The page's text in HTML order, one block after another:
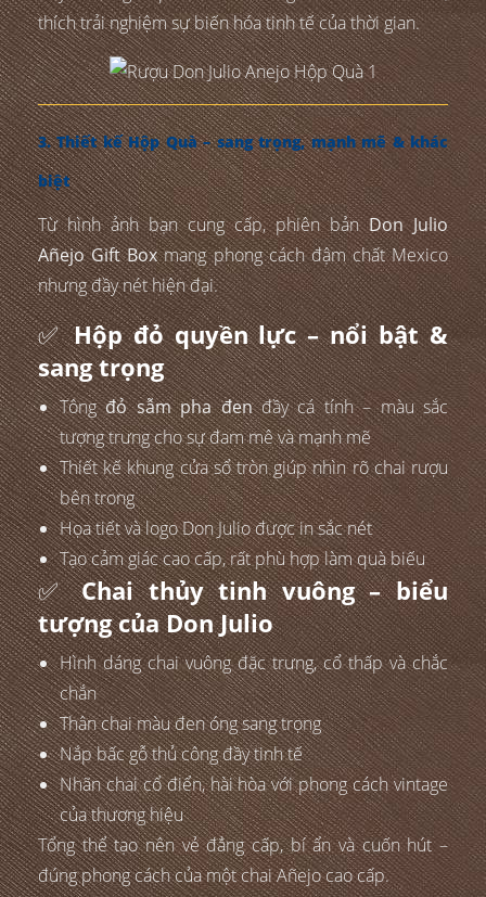
thích trải nghiệm sự biến hóa tinh tế của thời gian.
3. Thiết kế Hộp Quà – sang trọng, mạnh mẽ & khác
biệt
Từ hình ảnh bạn cung cấp, phiên bảnDon Julio
Añejo Gift Boxmang phong cách đậm chất Mexico
nhưng đầy nét hiện đại.
✅Hộp đỏ quyền lực – nổi bật &
sang trọng
Tôngđỏ sẫm pha đenđầy cá tính – màu sắc
tượng trưng cho sự đam mê và mạnh mẽ
Thiết kế khung cửa sổ tròn giúp nhìn rõ chai rượu
bên trong
Họa tiết và logo Don Julio được in sắc nét
Tạo cảm giác cao cấp, rất phù hợp làm quà biếu
✅Chai thủy tinh vuông – biểu
tượng của Don Julio
Hình dáng chai vuông đặc trưng, cổ thấp và chắc
chắn
Thân chai màu đen óng sang trọng
Nắp bấc gỗ thủ công đầy tinh tế
Nhãn chai cổ điển, hài hòa với phong cách vintage
của thương hiệu
Tổng thể tạo nên vẻ đẳng cấp, bí ẩn và cuốn hút –
đúng phong cách của một chai Añejo cao cấp.